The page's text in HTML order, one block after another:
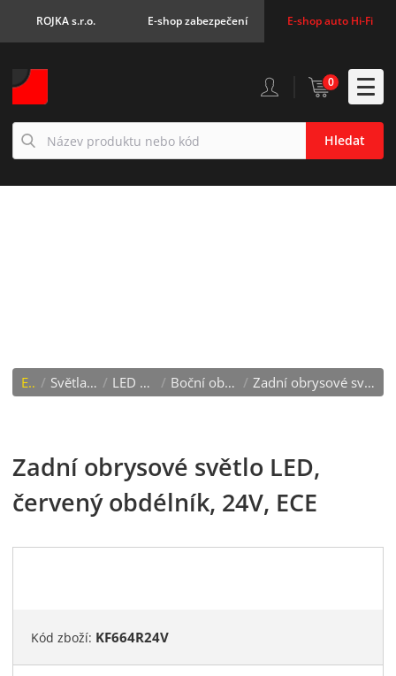
ROJKA s.r.o. E-shop zabezpečení E-shop auto Hi-Fi
Hledat
0
E-shop / Světla - žárovky - LED / LED speciální světla / Boční obrysová světl + tykadla / Zadní obrysové světlo LED, červený obdélník, 24V, ECE
Zadní obrysové světlo LED,
červený obdélník, 24V, ECE
Kód zboží: KF664R24V